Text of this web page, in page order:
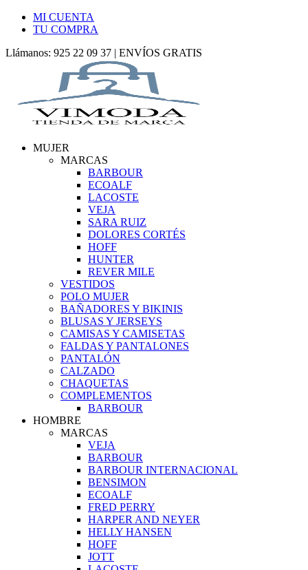
MI CUENTA
TU COMPRA
Llámanos: 925 22 09 37 | ENVÍOS GRATIS
MUJER
MARCAS
BARBOUR
ECOALF
LACOSTE
VEJA
SARA RUIZ
DOLORES CORTÉS
HOFF
HUNTER
REVER MILE
VESTIDOS
POLO MUJER
BAÑADORES Y BIKINIS
BLUSAS Y JERSEYS
CAMISAS Y CAMISETAS
FALDAS Y PANTALONES
PANTALÓN
CALZADO
CHAQUETAS
COMPLEMENTOS
BARBOUR
HOMBRE
MARCAS
VEJA
BARBOUR
BARBOUR INTERNACIONAL
BENSIMON
ECOALF
FRED PERRY
HARPER AND NEYER
HELLY HANSEN
HOFF
JOTT